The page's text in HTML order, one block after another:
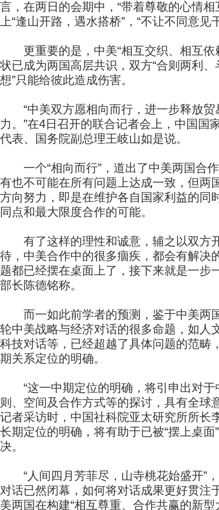
言，在两日的会期中，“带着尊敬的心情相
上“逢山开路，遇水搭桥”，“不让不同意见
更重要的是，中美“相互交织、相互依
状已成为两国高层共识，双方“合则两利、
想”只能给彼此造成伤害。
“中美双方愿相向而行，进一步释放贸
力。”在4日召开的联合记者会上，中国国
代表、国务院副总理王岐山如是说。
一个“相向而行”，道出了中美两国合
有也不可能在所有问题上达成一致，但两
方向努力，即是在维护各自国家利益的同
同点和最大限度合作的可能。
有了这样的理性和诚意，辅之以双方
待，中美合作中的很多痼疾，都会有解决
题都已经摆在桌面上了，接下来就是一步
部长陈德铭称。
而一如此前学者的预测，鉴于中美两
轮中美战略与经济对话的很多命题，如人
科技对话等，已经超越了具体问题的范畴
期关系定位的明确。
“这一中期定位的明确，将引申出对于
则、空间及合作方式等的探讨，具有全球
记者采访时，中国社科院亚太研究所所长
长期定位的明确，将有助于已被“摆上桌面
决。
“人间四月芳菲尽，山寺桃花始盛开”
对话已然闭幕，如何将对话成果更好贯注
美两国在构建“相互尊重、合作共赢的新型